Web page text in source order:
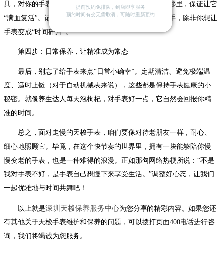
具，对你的手表进行一次全方位的“体检”，哪里不顺修哪里，保证让它
“满血复活”。记住，专业的事交给专业的人，别自己动手，除非你想让
手表变成“时间碎片”。
第四步：日常保养，让精准成为常态
最后，别忘了给手表来点“日常小确幸”。定期清洁、避免极端温
度、适时上链（对于自动机械表来说），这些都是保持手表健康的小
秘密。就像养生达人每天泡枸杞，对手表好一点，它自然会回报你精
准的时间。
总之，面对走慢的天梭手表，咱们要像对待老朋友一样，耐心、
细心地照顾它。毕竟，在这个快节奏的世界里，拥有一块能够陪你慢
慢变老的手表，也是一种难得的浪漫。正如那句网络热梗所说：“不是
我对手表不好，是手表自己想慢下来享受生活。”调整好心态，让我们
一起优雅地与时间共舞吧！
以上就是深圳天梭保养服务中心为您分享的精彩内容。如果您还
有其他关于天梭手表维护和保养的问题，可以拨打页面400电话进行咨
询，我们将竭诚为您服务。
提前预约免排队，到店即享服务
预约时间有变无需取消，可随时重新预约